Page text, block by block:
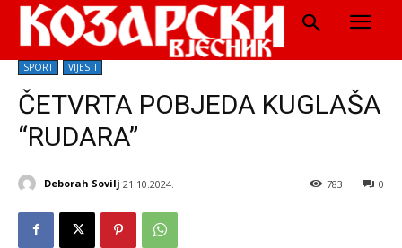
SPORT VIJESTI
ČETVRTA POBJEDA KUGLAŠA
“RUDARA”
Deborah Sovilj 21.10.2024. 0
783